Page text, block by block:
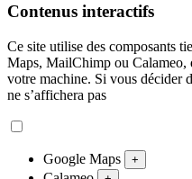
Contenus interactifs
Ce site utilise des composants
Maps, MailChimp ou Calameo,
votre machine. Si vous décider
ne s’affichera pas
Google Maps +